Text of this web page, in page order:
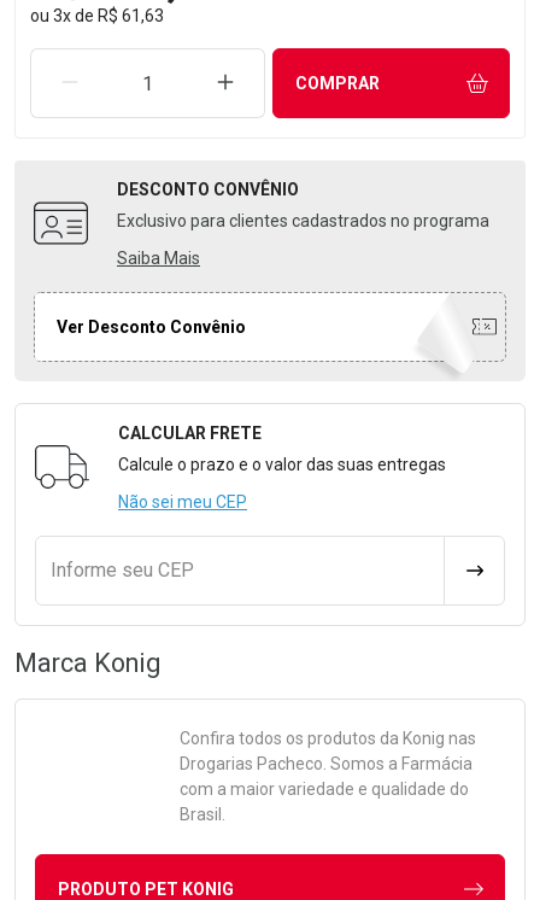
ou 3xde R$ 61,63
REMOVER UMA UNIDADEAUMENTAR UMA UNIDADE
COMPRAR
DESCONTO CONVÊNIO
Exclusivo para clientes cadastrados no programa
Saiba Mais
Ver Desconto Convênio
Formulário para Calcular o Frete
CALCULAR FRETE
Calcule o prazo e o valor das suas entregas
Não sei meu CEP
Informe seu CEP
Marca Konig
Confira todos os produtos da Konig nas
Drogarias Pacheco. Somos a Farmácia
com a maior variedade e qualidade do
Brasil.
PRODUTO PET KONIG